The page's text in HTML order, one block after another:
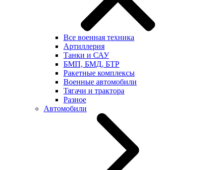
Все военная техника
Артиллерия
Танки и САУ
БМП, БМД, БТР
Ракетные комплексы
Военные автомобили
Тягачи и трактора
Разное
Автомобили